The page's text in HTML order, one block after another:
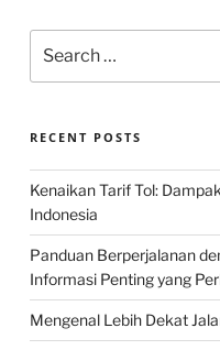
for:
RECENT POSTS
Kenaikan Tarif Tol:
Indonesia
Panduan Berperjalanan
Informasi Penting yang
Mengenal Lebih Dekat